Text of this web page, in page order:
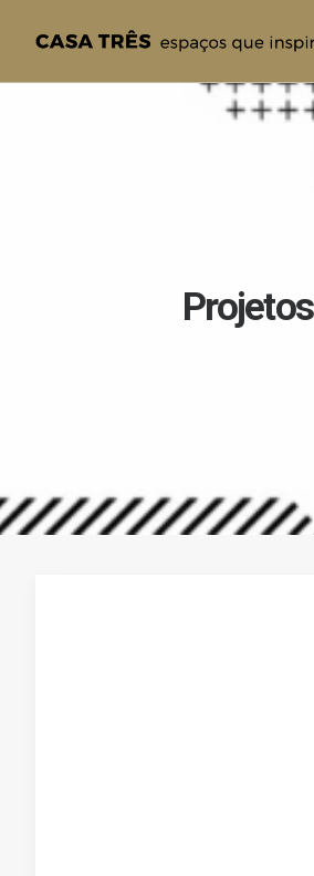
Projetos